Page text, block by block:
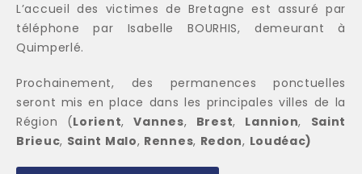
L’accueil des victimes de Bretagne est assuré par
téléphone par Isabelle BOURHIS, demeurant à
Quimperlé.
Prochainement, des permanences ponctuelles
seront mis en place dans les principales villes de la
Région (Lorient,Vannes, Brest, Lannion, Saint
Brieuc, Saint Malo, Rennes, Redon, Loudéac)